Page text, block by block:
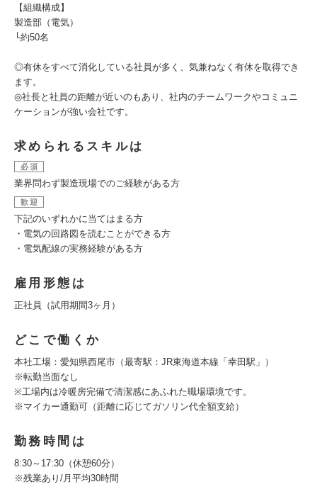
【組織構成】
製造部（電気）
└約50名
◎有休をすべて消化している社員が多く、気兼ねなく有休を取得でき
ます。
◎社長と社員の距離が近いのもあり、社内のチームワークやコミュニ
ケーションが強い会社です。
求められるスキルは
必須
業界問わず製造現場でのご経験がある方
歓迎
下記のいずれかに当てはまる方
・電気の回路図を読むことができる方
・電気配線の実務経験がある方
雇用形態は
正社員（試用期間3ヶ月）
どこで働くか
本社工場：愛知県西尾市（最寄駅：JR東海道本線「幸田駅」）
※転勤当面なし
※工場内は冷暖房完備で清潔感にあふれた職場環境です。
※マイカー通勤可（距離に応じてガソリン代全額支給）
勤務時間は
8:30～17:30（休憩60分）
※残業あり/月平均30時間